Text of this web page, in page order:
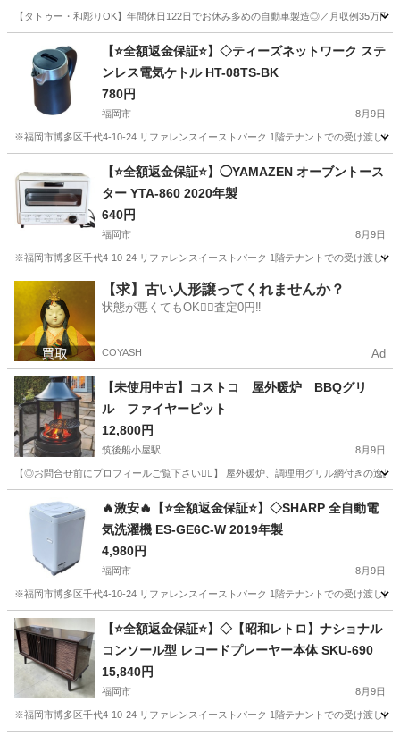
【タトゥー・和彫りOK】年間休日122日でお休み多めの自動車製造◎／月収例35万
中津市 今津駅 その他
【⭐️全額返金保証⭐️】◇ティーズネットワーク ステ
ンレス電気ケトル HT-08TS-BK
780円
福岡市 8月9日
※福岡市博多区千代4-10-24 リファレンスイーストパーク 1階テナントでの受け渡し
キッチン家電
【⭐️全額返金保証⭐️】◯YAMAZEN オーブントース
ター YTA-860 2020年製
640円
福岡市 8月9日
※福岡市博多区千代4-10-24 リファレンスイーストパーク 1階テナントでの受け渡し
キッチン家電 商品
【求】古い人形譲ってくれませんか？
状態が悪くてもOK🙆‍♀️査定0円‼️
COYASH Ad
【未使用中古】コストコ 屋外暖炉 BBQグリ
ル ファイヤーピット
12,800円
筑後船小屋駅 8月9日
【◎お問合せ前にプロフィールご覧下さい🙇‍♂️】 屋外暖炉、調理用グリル網付きの逸
みやま市 筑後船小屋駅 季節、空調家電
🔥激安🔥【⭐️全額返金保証⭐️】◇SHARP 全自動電
気洗濯機 ES-GE6C-W 2019年製
4,980円
福岡市 8月9日
※福岡市博多区千代4-10-24 リファレンスイーストパーク 1階テナントでの受け渡し
福岡 福岡市 生活家電 商品
【⭐️全額返金保証⭐️】◇【昭和レトロ】ナショナル
コンソール型 レコードプレーヤー本体 SKU-690
15,840円
福岡市 8月9日
※福岡市博多区千代4-10-24 リファレンスイーストパーク 1階テナントでの受け渡し